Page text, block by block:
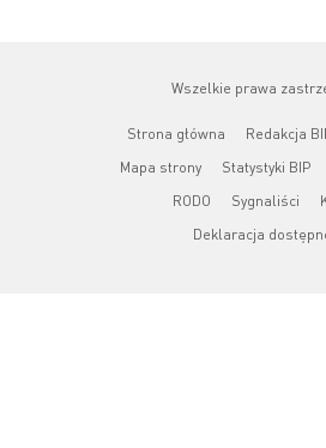
Wszelkie prawa
Strona główna Redakcja
Mapa strony
Statystyki BIP
RODO
Sygnaliści
Deklaracja